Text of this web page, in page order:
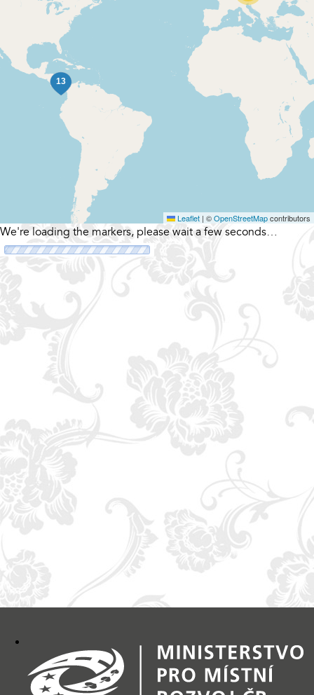
Leaflet | ©OpenStreetMapcontributors
We're loading the markers, please wait a few seconds…